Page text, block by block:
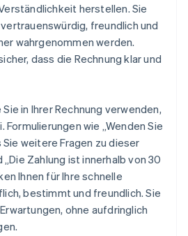
herstellen. Sie
freundlich und
wahrgenommen werden.
dass die Rechnung klar und
in Ihrer Rechnung verwenden,
wie „Wenden Sie
weitere Fragen zu dieser
„Die Zahlung ist innerhalb von 30
Ihnen für Ihre schnelle
bestimmt und freundlich. Sie
ohne aufdringlich